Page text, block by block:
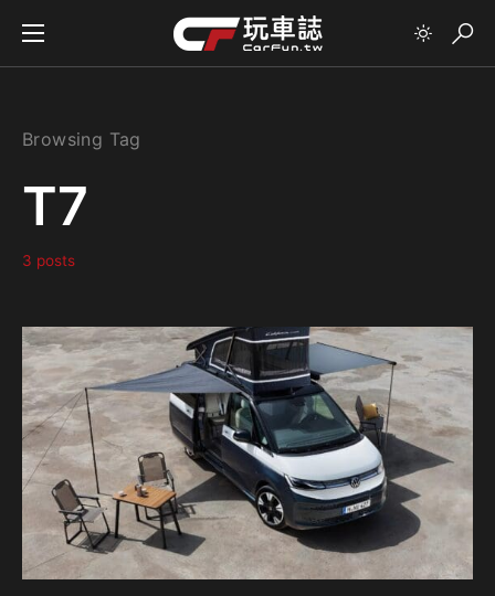
Browsing Tag
T7
3 posts